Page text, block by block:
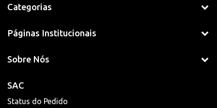
Categorias
Páginas Institucionais
Sobre Nós
SAC
Status do Pedido